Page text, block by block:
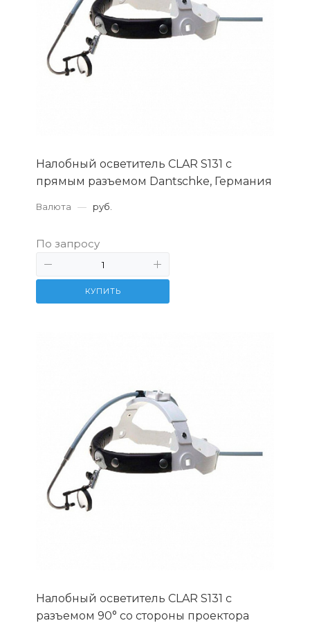
Налобный осветитель CLAR S131 с
прямым разъемом Dantschke, Германия
Валюта — руб.
По запросу
КУПИТЬ
Налобный осветитель CLAR S131 c
разъемом 90° со стороны проектора